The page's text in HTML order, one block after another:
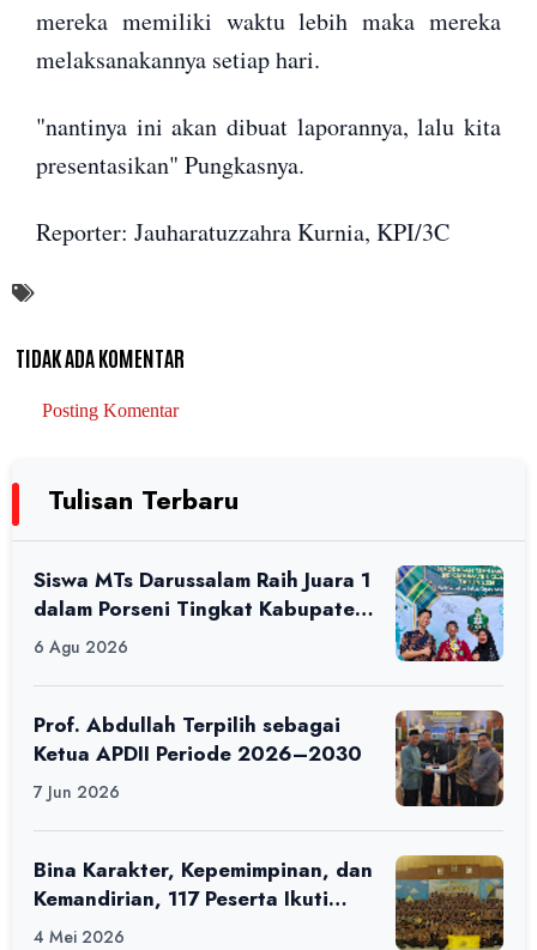
mereka memiliki waktu lebih maka mereka
melaksanakannya setiap hari.
"nantinya ini akan dibuat laporannya, lalu kita
presentasikan" Pungkasnya.
Reporter: Jauharatuzzahra Kurnia, KPI/3C
TIDAK ADA KOMENTAR
Posting Komentar
Tulisan Terbaru
Siswa MTs Darussalam Raih Juara 1
dalam Porseni Tingkat Kabupaten
6 Agu 2026
Prof. Abdullah Terpilih sebagai
Ketua APDII Periode 2026–2030
7 Jun 2026
Bina Karakter, Kepemimpinan, dan
Kemandirian, 117 Peserta Ikuti
Alfaro Camp di MAN 1 Darussalam
4 Mei 2026